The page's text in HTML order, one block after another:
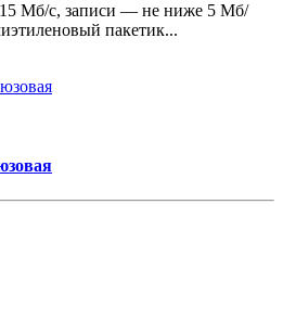
15 Мб/с, записи — не ниже 5 Мб/
пакетик...